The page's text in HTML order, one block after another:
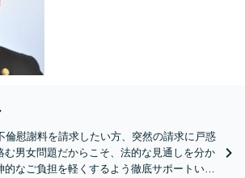
倫慰謝料を請求したい方、突然の請求に戸惑
む男女問題だからこそ、法的な見通しを分か
的なご負担を軽くするよう徹底サポートいた